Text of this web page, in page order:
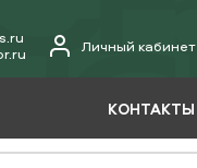
Личный кабинет
КОНТАКТЫ